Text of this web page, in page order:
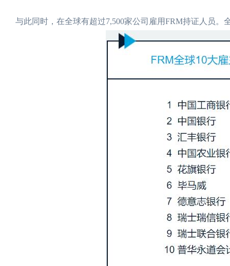
与此同时，在全球有超过7,500家公司雇用FRM持证人员。